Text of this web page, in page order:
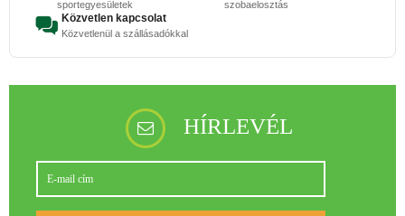
sportegyesületek
szobaelosztás
Közvetlen kapcsolat
Közvetlenül a szállásadókkal
HÍRLEVÉL